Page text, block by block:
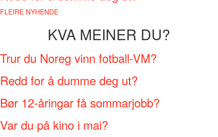
FLEIRE NYHENDE
KVA MEINER DU?
Trur du Noreg vinn fotball-VM?
Redd for å dumme deg ut?
Bør 12-åringar få sommarjobb?
Var du på kino i mai?